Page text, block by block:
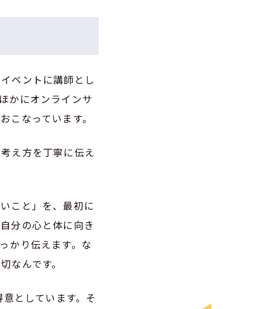
ベントに講師とし
かにオンラインサ
こなっています。
え方を丁寧に伝え
こと」を、最初に
分の心と体に向き
かり伝えます。な
なんです。
としています。そ